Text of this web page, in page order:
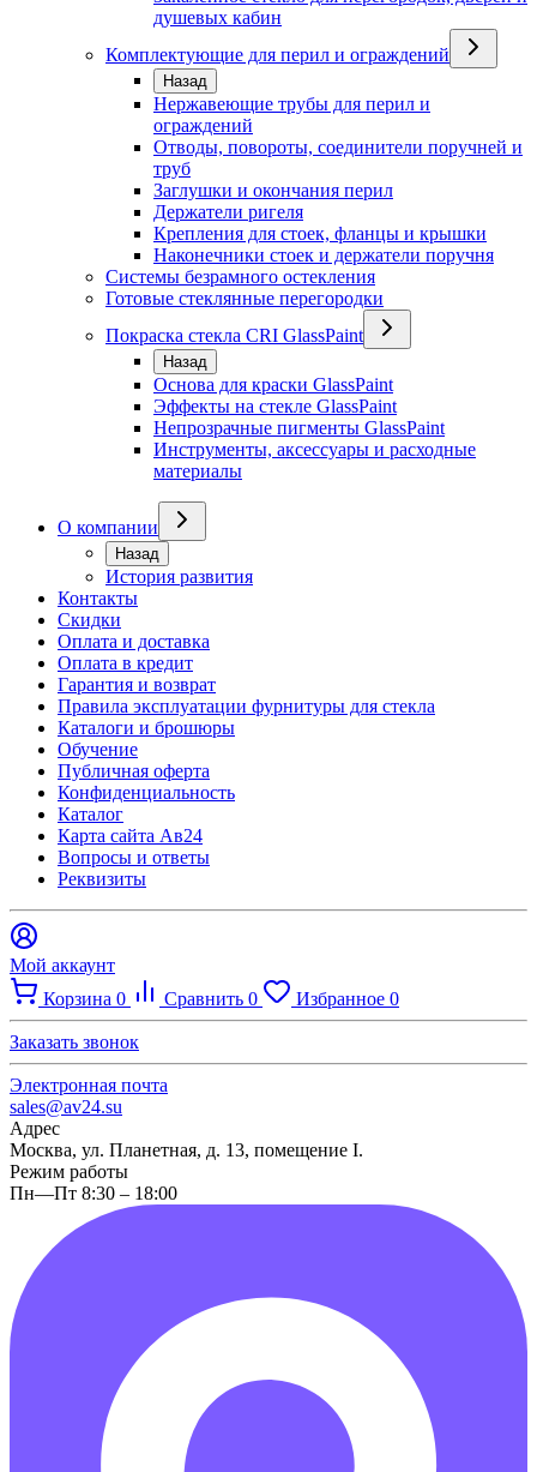
душевых кабин
Комплектующие для перил и ограждений
Назад
Нержавеющие трубы для перил и
ограждений
Отводы, повороты, соединители поручней и
труб
Заглушки и окончания перил
Держатели ригеля
Крепления для стоек, фланцы и крышки
Наконечники стоек и держатели поручня
Системы безрамного остекления
Готовые стеклянные перегородки
Покраска стекла CRI GlassPaint
Назад
Основа для краски GlassPaint
Эффекты на стекле GlassPaint
Непрозрачные пигменты GlassPaint
Инструменты, аксессуары и расходные
материалы
О компании
Назад
История развития
Контакты
Скидки
Оплата и доставка
Оплата в кредит
Гарантия и возврат
Правила эксплуатации фурнитуры для стекла
Каталоги и брошюры
Обучение
Публичная оферта
Конфиденциальность
Каталог
Карта сайта Ав24
Вопросы и ответы
Реквизиты
Мой аккаунт
Корзина 0 Сравнить 0 Избранное 0
Заказать звонок
Электронная почта
sales@av24.su
Адрес
Москва, ул. Планетная, д. 13, помещение I.
Режим работы
Пн—Пт 8:30 – 18:00